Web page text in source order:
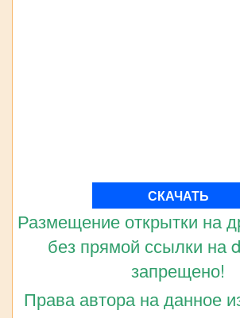
СКАЧАТЬ
Размещение открытки на
без прямой ссылки на
запрещено!
Права автора на данное